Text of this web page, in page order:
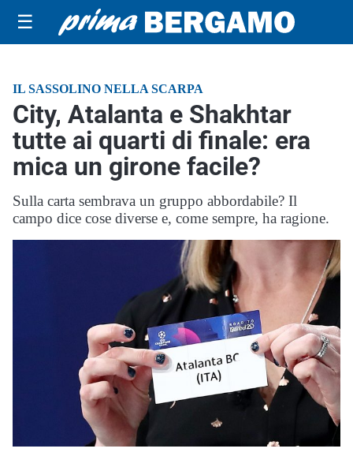
☰
IL SASSOLINO NELLA SCARPA
City, Atalanta e Shakhtar
tutte ai quarti di finale: era
mica un girone facile?
Sulla carta sembrava un gruppo abbordabile? Il
campo dice cose diverse e, come sempre, ha ragione.